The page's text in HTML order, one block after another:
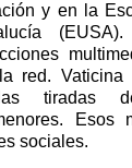
y en la
red.
las tiradas
Esos
sociales.